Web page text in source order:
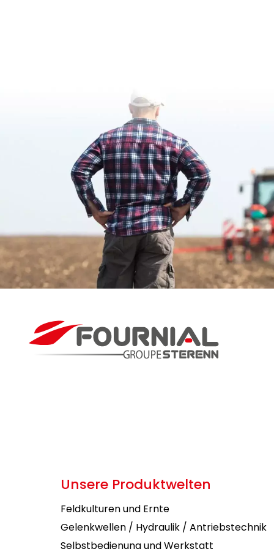
Unsere Produktwelten
Feldkulturen und Ernte
Gelenkwellen / Hydraulik / Antriebstechnik
Selbstbedienung und Werkstatt